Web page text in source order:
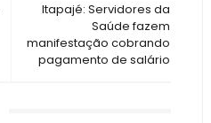
Itapajé: Servidores da
Saúde fazem
manifestação cobrando
pagamento de salário